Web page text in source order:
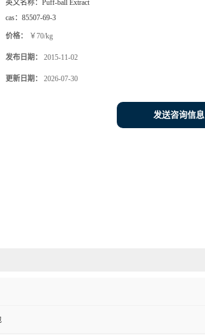
英文名称： Puff-ball Extract
cas： 85507-69-3
价格： ￥70/kg
发布日期： 2015-11-02
更新日期： 2026-07-30
发送咨询信息